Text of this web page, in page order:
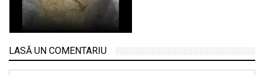
LASĂ UN COMENTARIU